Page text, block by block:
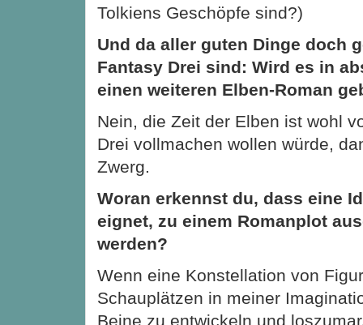
Tolkiens Geschöpfe sind?)
Und da aller guten Dinge doch
Fantasy Drei sind: Wird es in
einen weiteren Elben-Roman
Nein, die Zeit der Elben ist wohl
Drei vollmachen wollen würde,
Zwerg.
Woran erkennst du, dass eine
eignet, zu einem Romanplot
werden?
Wenn eine Konstellation von
Schauplätzen in meiner
Beine zu entwickeln und